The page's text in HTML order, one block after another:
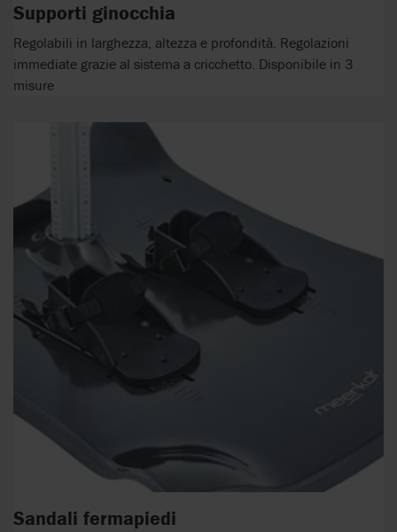
Supporti ginocchia
Regolabili in larghezza, altezza e profondità. Regolazioni
immediate grazie al sistema a cricchetto. Disponibile in 3
misure
Sandali fermapiedi